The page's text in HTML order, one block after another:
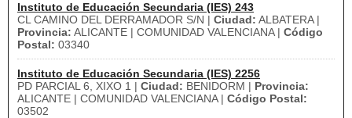
Instituto de Educación Secundaria (IES) 243
CL CAMINO DEL DERRAMADOR S/N | Ciudad: ALBATERA |
Provincia: ALICANTE | COMUNIDAD VALENCIANA | Código
Postal: 03340
Instituto de Educación Secundaria (IES) 2256
PD PARCIAL 6, XIXO 1 | Ciudad: BENIDORM | Provincia:
ALICANTE | COMUNIDAD VALENCIANA | Código Postal:
03502